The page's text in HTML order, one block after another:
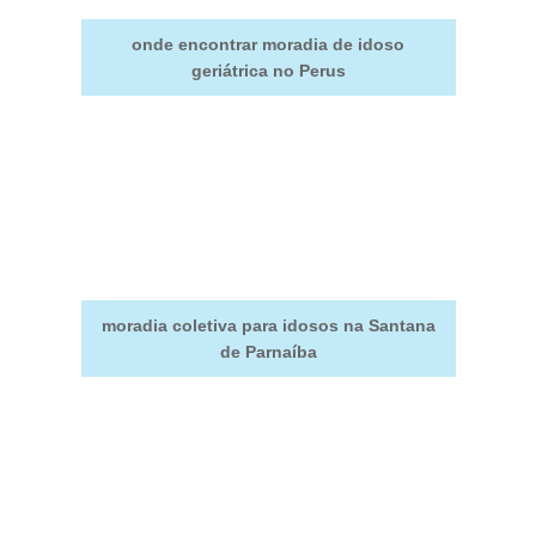
onde encontrar moradia de idoso
geriátrica no Perus
moradia coletiva para idosos na Santana
de Parnaíba